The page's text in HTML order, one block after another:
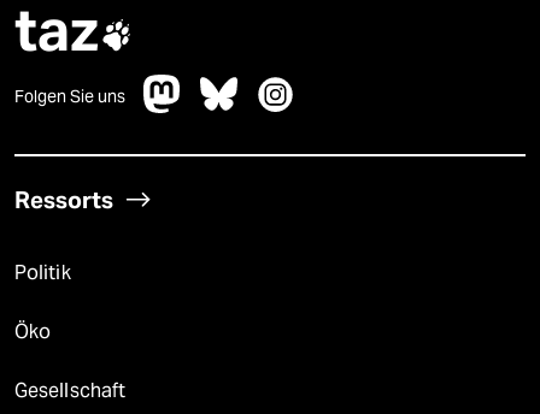
taz
Folgen Sie uns
Ressorts
Politik
Öko
Gesellschaft